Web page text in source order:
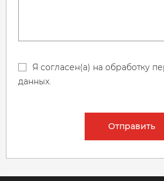
Я согласен(а) на обработку
данных.
Отправить